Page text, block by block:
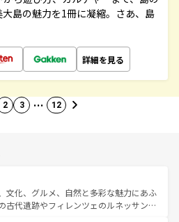
島の魅力を1冊に凝縮。さあ、島
詳細を見る
2 3 … 12
文化、グルメ、自然と多彩な魅力にあふ
古代遺跡やフィレンツェのルネッサンス